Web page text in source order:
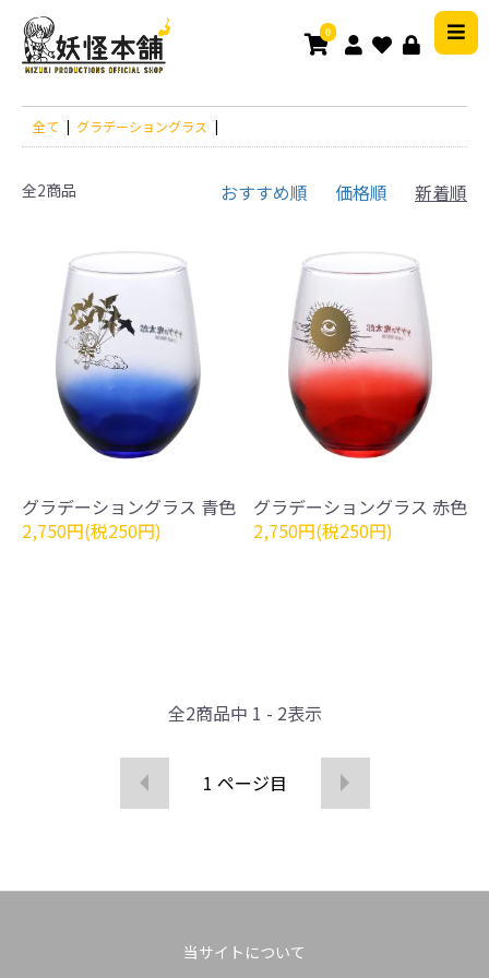
0
全て | グラデーショングラス |
全2商品 おすすめ順 価格順 新着順
グラデーショングラス 青色
2,750円(税250円)
グラデーショングラス 赤色
2,750円(税250円)
全2商品中 1 - 2表示
1 ページ目
当サイトについて